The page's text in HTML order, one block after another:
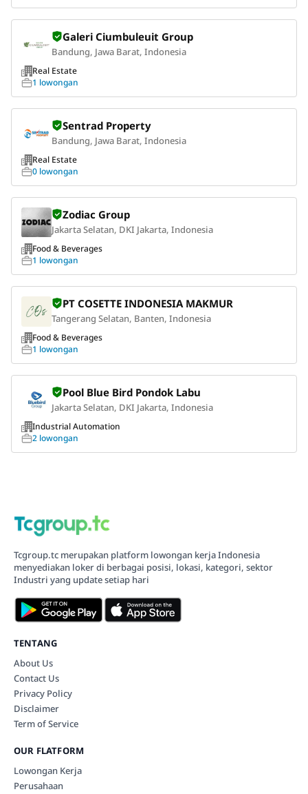
Galeri Ciumbuleuit Group
Bandung, Jawa Barat, Indonesia
Real Estate
1 lowongan
Sentrad Property
Bandung, Jawa Barat, Indonesia
Real Estate
0 lowongan
Zodiac Group
Jakarta Selatan, DKI Jakarta, Indonesia
Food & Beverages
1 lowongan
PT COSETTE INDONESIA MAKMUR
Tangerang Selatan, Banten, Indonesia
Food & Beverages
1 lowongan
Pool Blue Bird Pondok Labu
Jakarta Selatan, DKI Jakarta, Indonesia
Industrial Automation
2 lowongan
Tcgroup.tc merupakan platform lowongan kerja Indonesia
menyediakan loker di berbagai posisi, lokasi, kategori, sektor
Industri yang update setiap hari
TENTANG
About Us
Contact Us
Privacy Policy
Disclaimer
Term of Service
OUR FLATFORM
Lowongan Kerja
Perusahaan